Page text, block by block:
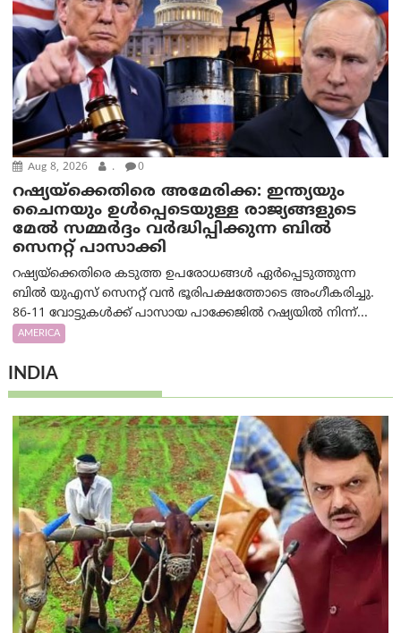
Aug 8, 2026 . 0
റഷ്യയ്‌ക്കെതിരെ അമേരിക്ക: ഇന്ത്യയും
ചൈനയും ഉൾപ്പെടെയുള്ള രാജ്യങ്ങളുടെ
മേൽ സമ്മർദ്ദം വർദ്ധിപ്പിക്കുന്ന ബിൽ
സെനറ്റ് പാസാക്കി
റഷ്യയ്‌ക്കെതിരെ കടുത്ത ഉപരോധങ്ങൾ ഏർപ്പെടുത്തുന്ന
ബിൽ യുഎസ് സെനറ്റ് വൻ ഭൂരിപക്ഷത്തോടെ അംഗീകരിച്ചു.
86-11 വോട്ടുകൾക്ക് പാസായ പാക്കേജിൽ റഷ്യയിൽ നിന്ന്...
AMERICA
INDIA